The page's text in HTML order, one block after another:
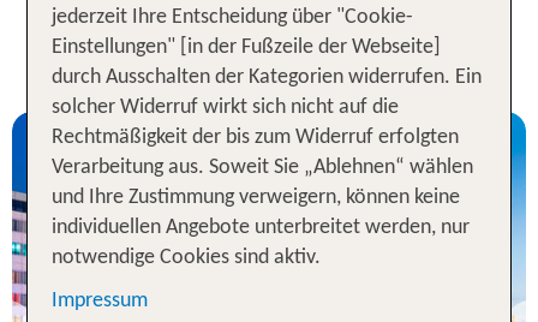
Unsere TOP Angebote für 3
Nächte Berlin
jederzeit Ihre Entscheidung über "Cookie-
Einstellungen" [in der Fußzeile der Webseite]
durch Ausschalten der Kategorien widerrufen. Ein
solcher Widerruf wirkt sich nicht auf die
Rechtmäßigkeit der bis zum Widerruf erfolgten
Verarbeitung aus. Soweit Sie „Ablehnen“ wählen
und Ihre Zustimmung verweigern, können keine
individuellen Angebote unterbreitet werden, nur
notwendige Cookies sind aktiv.
Impressum